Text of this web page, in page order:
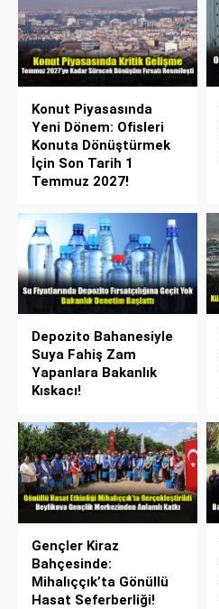
Konut Piyasasında
Yeni Dönem: Ofisleri
Konuta Dönüştürmek
İçin Son Tarih 1
Temmuz 2027!
Depozito Bahanesiyle
Suya Fahiş Zam
Yapanlara Bakanlık
Kıskacı!
Gençler Kiraz
Bahçesinde:
Mihalıççık’ta Gönüllü
Hasat Seferberliği!